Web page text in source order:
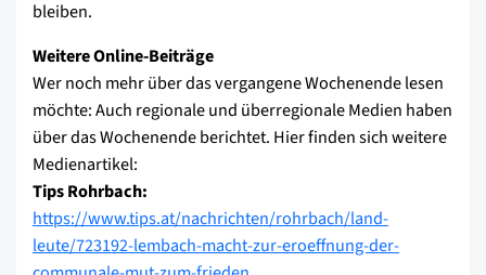
bleiben.
Weitere Online-Beiträge
Wer noch mehr über das vergangene Wochenende lesen
möchte: Auch regionale und überregionale Medien haben
über das Wochenende berichtet. Hier finden sich weitere
Medienartikel:
Tips Rohrbach:
https://www.tips.at/nachrichten/rohrbach/land-
leute/723192-lembach-macht-zur-eroeffnung-der-